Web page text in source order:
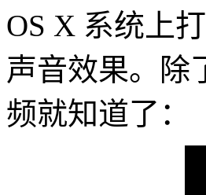
OS X 系统上
声音效果。除
频就知道了：